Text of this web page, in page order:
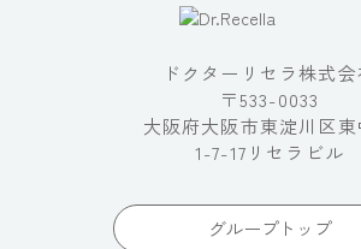
ドクターリセラ株式
〒533-0033
大阪府大阪市東淀川区東
1-7-17リセラビル
グループトップ